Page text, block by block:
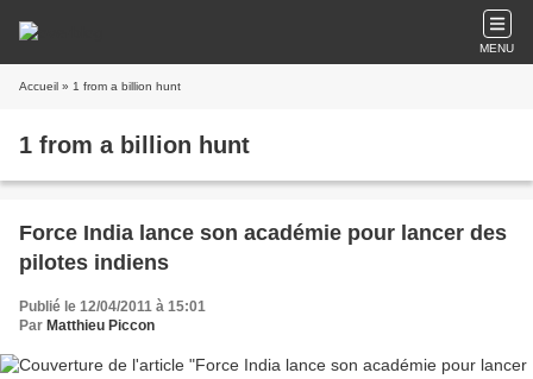
MENU
Accueil » 1 from a billion hunt
1 from a billion hunt
Force India lance son académie pour lancer des
pilotes indiens
Publié le 12/04/2011 à 15:01
Par Matthieu Piccon